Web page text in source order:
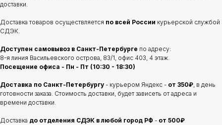
доставки.
Доставка товаров осуществляется по всей России курьерской службой
СДЭК.
Доступен самовывоз в Санкт-Петербурге по адресу:
8-я линия Васильевского острова, 83/1, офис 403, 4 этаж.
Посещение офиса - Пн - Пт (10:30 - 18:30)
Доставка по Санкт-Петербургу - курьером Яндекс - от 350₽, в день
готовности заказа. Стоимость доставки, будет зависеть от адреса и
времени доставки.
Доставка до отделения СДЭК в любой город РФ - от 500₽